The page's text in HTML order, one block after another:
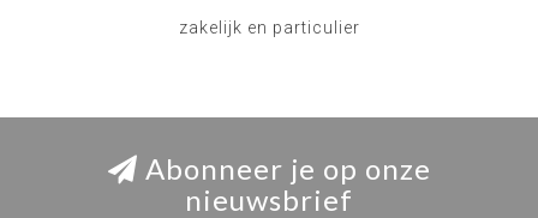
zakelijk en particulier
Abonneer je op onze
nieuwsbrief